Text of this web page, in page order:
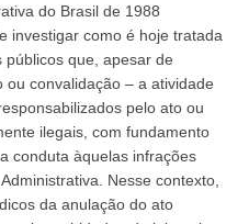
do Brasil de 1988
investigar como é hoje tratada
que, apesar de
convalidação – a atividade
pelo ato ou
ilegais, com fundamento
conduta àquelas infrações
Nesse contexto,
da anulação do ato